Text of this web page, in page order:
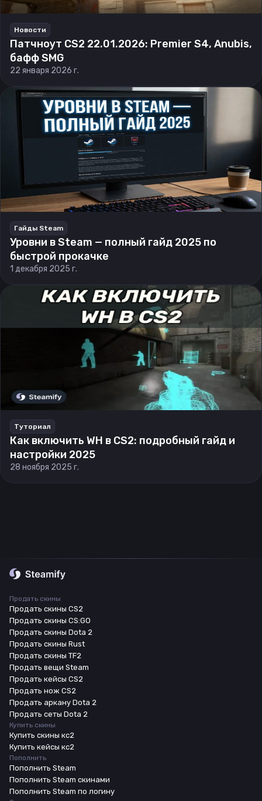
Новости
Патчноут CS2 22.01.2026: Premier S4, Anubis,
бафф SMG
22 января 2026 г.
Гайды Steam
Уровни в Steam — полный гайд 2025 по
быстрой прокачке
1 декабря 2025 г.
Туториал
Как включить WH в CS2: подробный гайд и
настройки 2025
28 ноября 2025 г.
Продать скины
Продать скины CS2
Продать скины CS:GO
Продать скины Dota 2
Продать скины Rust
Продать скины TF2
Продать вещи Steam
Продать кейсы CS2
Продать нож CS2
Продать аркану Dota 2
Продать сеты Dota 2
Купить скины
Купить скины кс2
Купить кейсы кс2
Пополнить
Пополнить Steam
Пополнить Steam скинами
Пополнить Steam по логину